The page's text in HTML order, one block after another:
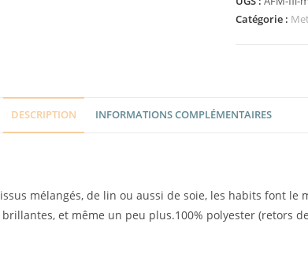
Catégorie :
DESCRIPTION INFORMATIONS COMPLÉMENTAIRES
mélangés, de lin ou aussi de soie, les habits font
et même un peu plus.100% polyester (retors